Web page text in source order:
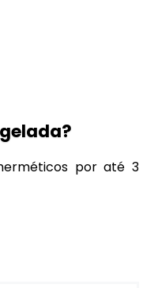
por até 3